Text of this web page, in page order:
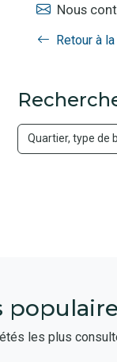
Nous
Retour à
les plus